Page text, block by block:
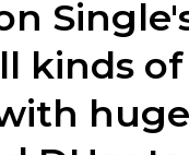
kinds
huge